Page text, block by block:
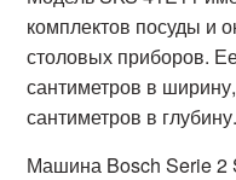
комплектов посуды и
столовых приборов.
сантиметров в
сантиметров в глубину.
Машина Bosch Serie 2